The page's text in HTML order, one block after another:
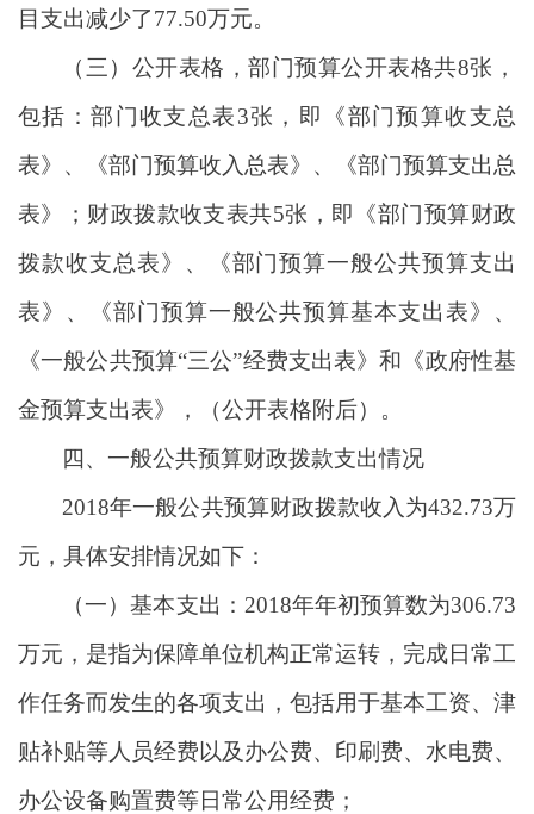
目支出减少了77.50万元。
（三）公开表格，部门预算公开表格共8张，
包括：部门收支总表3张，即《部门预算收支总
表》、《部门预算收入总表》、《部门预算支出总
表》；财政拨款收支表共5张，即《部门预算财政
拨款收支总表》、《部门预算一般公共预算支出
表》、《部门预算一般公共预算基本支出表》、
《一般公共预算“三公”经费支出表》和《政府性基
金预算支出表》，（公开表格附后）。
四、一般公共预算财政拨款支出情况
2018年一般公共预算财政拨款收入为432.73万
元，具体安排情况如下：
（一）基本支出：2018年年初预算数为306.73
万元，是指为保障单位机构正常运转，完成日常工
作任务而发生的各项支出，包括用于基本工资、津
贴补贴等人员经费以及办公费、印刷费、水电费、
办公设备购置费等日常公用经费；